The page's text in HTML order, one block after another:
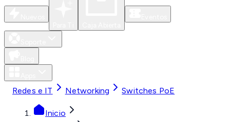
Redes e IT Networking Switches PoE
Inicio